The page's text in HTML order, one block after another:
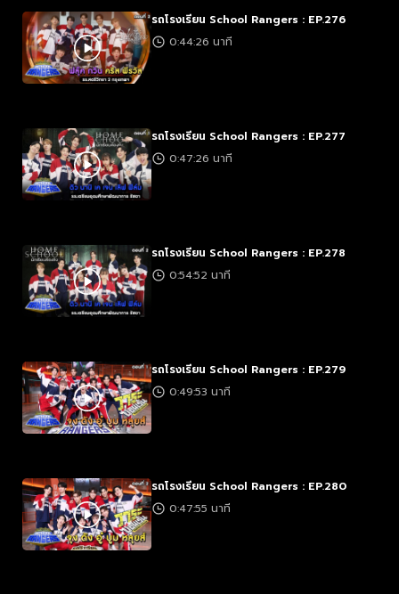
รถโรงเรียน School Rangers : EP.276
0:44:26 นาที
รถโรงเรียน School Rangers : EP.277
0:47:26 นาที
รถโรงเรียน School Rangers : EP.278
0:54:52 นาที
รถโรงเรียน School Rangers : EP.279
0:49:53 นาที
รถโรงเรียน School Rangers : EP.280
0:47:55 นาที